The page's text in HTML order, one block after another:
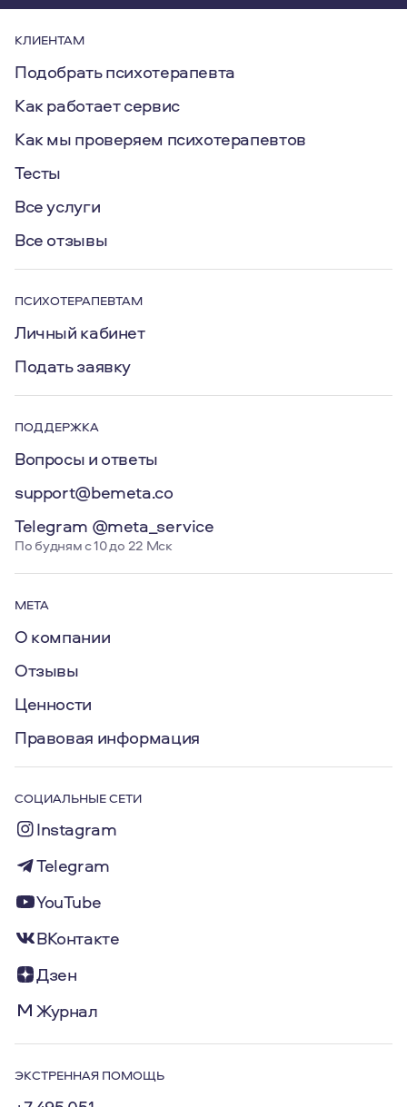
КЛИЕНТАМ
Подобрать психотерапевта
Как работает сервис
Как мы проверяем психотерапевтов
Тесты
Все услуги
Все отзывы
ПСИХОТЕРАПЕВТАМ
Личный кабинет
Подать заявку
ПОДДЕРЖКА
Вопросы и ответы
support@bemeta.co
Telegram @meta_service
По будням с 10 до 22 Мск
МЕТА
О компании
Отзывы
Ценности
Правовая информация
СОЦИАЛЬНЫЕ СЕТИ
Instagram
Telegram
YouTube
ВКонтакте
Дзен
Журнал
ЭКСТРЕННАЯ ПОМОЩЬ